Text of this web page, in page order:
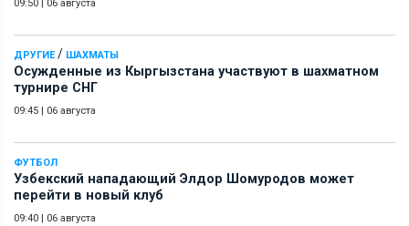
09:50 06 августа
ДРУГИЕ/ ШАХМАТЫ
Осужденные из Кыргызстана участвуют в шахматном
турнире СНГ
09:45 06 августа
ФУТБОЛ
Узбекский нападающий Элдор Шомуродов может
перейти в новый клуб
09:40 06 августа